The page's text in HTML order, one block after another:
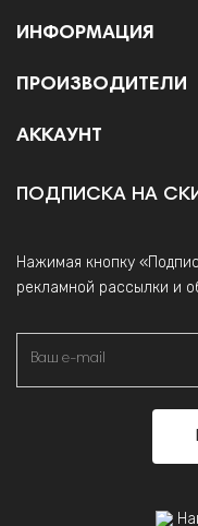
ИНФОРМАЦИЯ
ПРОИЗВОДИТЕЛИ
АККАУНТ
ПОДПИСКА НА
Нажимая кнопку
рекламной рассылки и